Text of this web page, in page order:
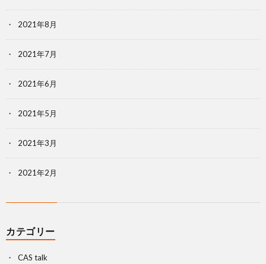
2021年8月
2021年7月
2021年6月
2021年5月
2021年3月
2021年2月
カテゴリー
CAS talk